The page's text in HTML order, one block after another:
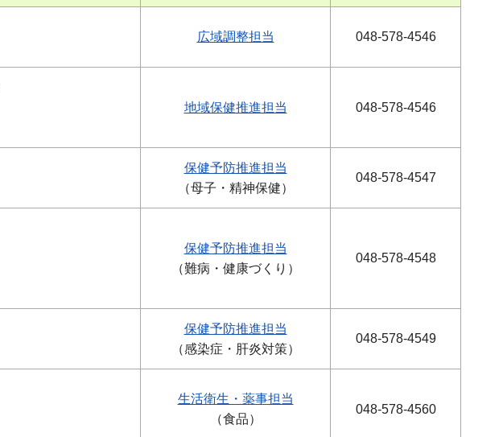
広域調整担当 048-578-4546
地域保健推進担当 048-578-4546
保健予防推進担当
（母子・精神保健）
048-578-4547
保健予防推進担当
（難病・健康づくり）
048-578-4548
保健予防推進担当
（感染症・肝炎対策）
048-578-4549
生活衛生・薬事担当
（食品）
048-578-4560